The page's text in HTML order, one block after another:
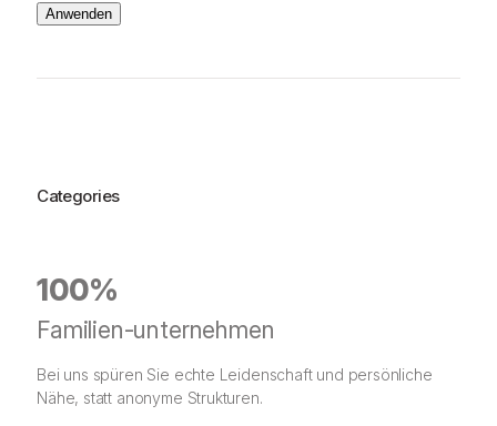
Anwenden
Categories
100%
Familien-unternehmen
Bei uns spüren Sie echte Leidenschaft und persönliche
Nähe, statt anonyme Strukturen.